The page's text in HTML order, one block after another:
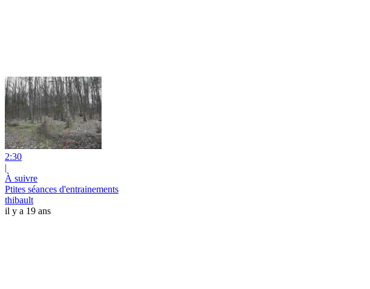
2:30
|
À suivre
Ptites séances d'entrainements
thibault
il y a 19 ans